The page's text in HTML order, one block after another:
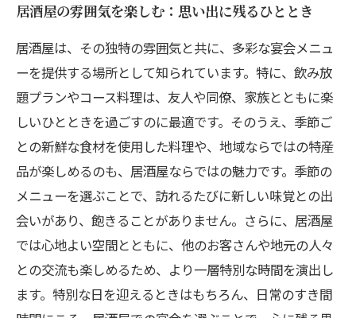
居酒屋の雰囲気を楽しむ：思い出に残るひととき
居酒屋は、その独特の雰囲気と共に、多彩な宴会メニュ
ーを提供する場所として知られています。特に、飲み放
題プランやコース料理は、友人や同僚、家族とともに楽
しいひとときを過ごすのに最適です。そのうえ、季節ご
との新鮮な食材を使用した料理や、地域ならではの特産
品が楽しめるのも、居酒屋ならではの魅力です。季節の
メニューを選ぶことで、訪れるたびに新しい味覚との出
会いがあり、飽きることがありません。さらに、居酒屋
では心地よい空間とともに、他のお客さんや地元の人々
との交流も楽しめるため、より一層特別な時間を演出し
ます。特別な日を迎えるときはもちろん、日常のすき間